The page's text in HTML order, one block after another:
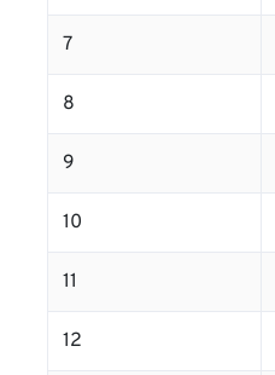
7
8
9
10
11
12